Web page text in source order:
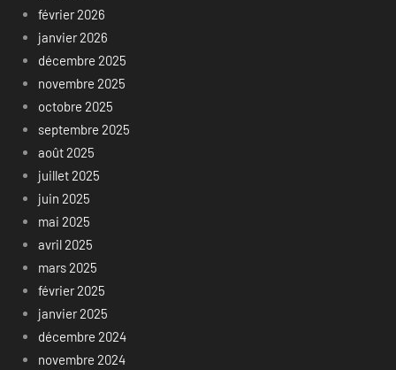
février 2026
janvier 2026
décembre 2025
novembre 2025
octobre 2025
septembre 2025
août 2025
juillet 2025
juin 2025
mai 2025
avril 2025
mars 2025
février 2025
janvier 2025
décembre 2024
novembre 2024